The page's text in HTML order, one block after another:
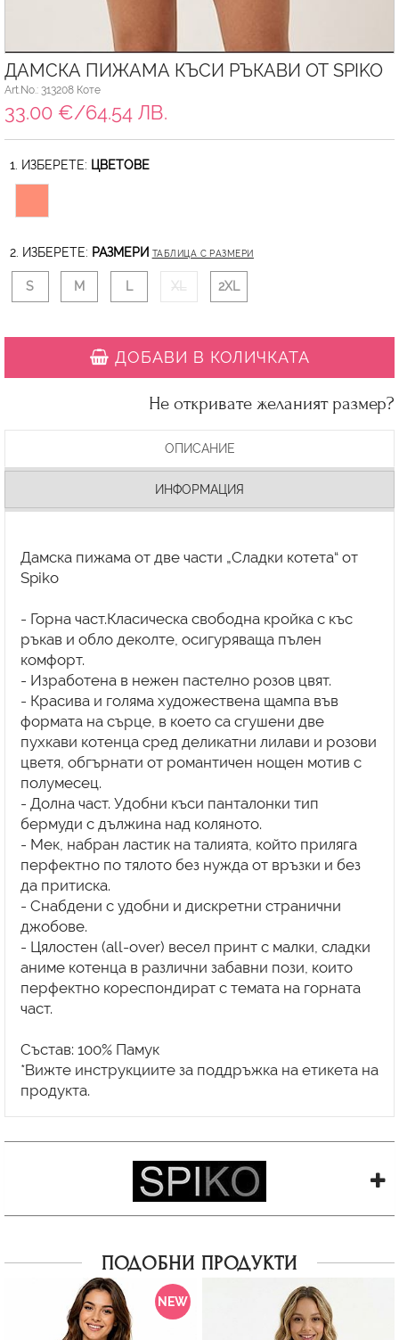
ДАМСКА ПИЖАМА КЪСИ РЪКАВИ ОТ SPIKO
Art.No.: 313208 Коте
33.00 €/64.54 ЛВ.
1. ИЗБЕРЕТЕ: ЦВЕТОВЕ
2. ИЗБЕРЕТЕ: РАЗМЕРИ ТАБЛИЦА С РАЗМЕРИ
S M L XL 2XL
ДОБАВИ В КОЛИЧКАТА
Не откривате желаният размер?
ОПИСАНИЕ
ИНФОРМАЦИЯ
Дамска пижама от две части „Сладки котета“ от
Spiko
- Горна част.Класическа свободна кройка с къс
ръкав и обло деколте, осигуряваща пълен
комфорт.
- Изработена в нежен пастелно розов цвят.
- Красива и голяма художествена щампа във
формата на сърце, в което са сгушени две
пухкави котенца сред деликатни лилави и розови
цветя, обгърнати от романтичен нощен мотив с
полумесец.
- Долна част. Удобни къси панталонки тип
бермуди с дължина над коляното.
- Мек, набран ластик на талията, който приляга
перфектно по тялото без нужда от връзки и без
да притиска.
- Снабдени с удобни и дискретни странични
джобове.
- Цялостен (all-over) весел принт с малки, сладки
аниме котенца в различни забавни пози, които
перфектно кореспондират с темата на горната
част.
Състав: 100% Памук
*Вижте инструкциите за поддръжка на етикета на
продукта.
ПОДОБНИ ПРОДУКТИ
NEW